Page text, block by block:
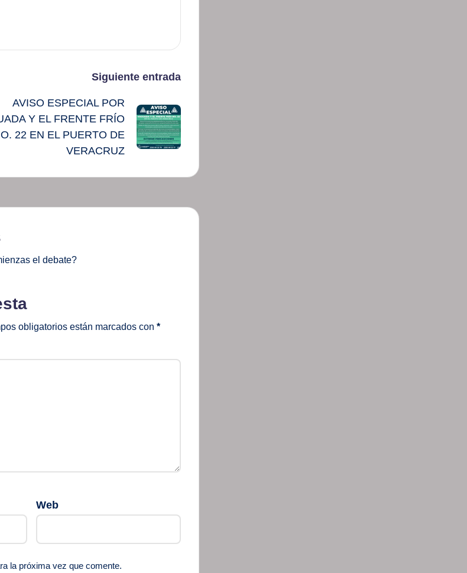
Siguiente entrada
AVISO ESPECIAL POR
Y EL FRENTE FRÍO
22 EN EL PUERTO DE
VERACRUZ
el debate?
obligatorios están marcados con *
Web
la próxima vez que comente.